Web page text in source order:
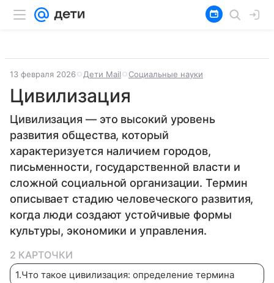
13 февраля 2026 Дети Mail Социальные науки
Цивилизация
Цивилизация — это высокий уровень
развития общества, который
характеризуется наличием городов,
письменности, государственной власти и
сложной социальной организации. Термин
описывает стадию человеческого развития,
когда люди создают устойчивые формы
культуры, экономики и управления.
2 КАРТОЧКИ
1.Что такое цивилизация: определение термина